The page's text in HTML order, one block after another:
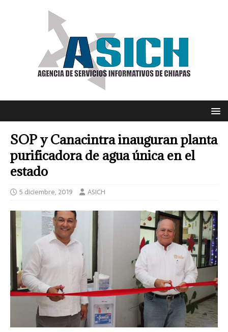
SOP y Canacintra inauguran planta
purificadora de agua única en el
estado
5 diciembre, 2019 ASICH